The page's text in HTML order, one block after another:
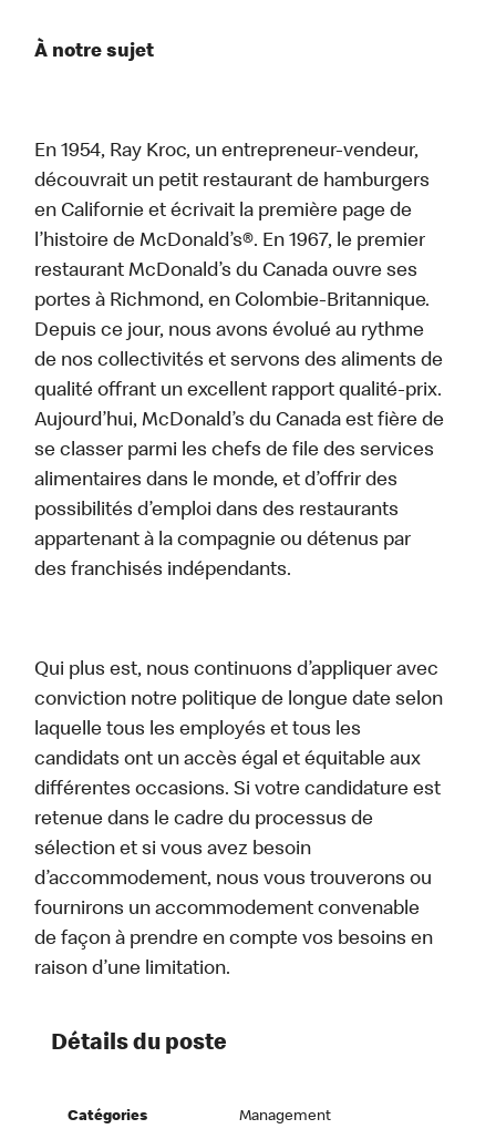
À notre sujet
En 1954, Ray Kroc, un entrepreneur-vendeur,
découvrait un petit restaurant de hamburgers
en Californie et écrivait la première page de
l’histoire de McDonald’s®. En 1967, le premier
restaurant McDonald’s du Canada ouvre ses
portes à Richmond, en Colombie-Britannique.
Depuis ce jour, nous avons évolué au rythme
de nos collectivités et servons des aliments de
qualité offrant un excellent rapport qualité-prix.
Aujourd’hui, McDonald’s du Canada est fière de
se classer parmi les chefs de file des services
alimentaires dans le monde, et d’offrir des
possibilités d’emploi dans des restaurants
appartenant à la compagnie ou détenus par
des franchisés indépendants.
Qui plus est, nous continuons d’appliquer avec
conviction notre politique de longue date selon
laquelle tous les employés et tous les
candidats ont un accès égal et équitable aux
différentes occasions. Si votre candidature est
retenue dans le cadre du processus de
sélection et si vous avez besoin
d’accommodement, nous vous trouverons ou
fournirons un accommodement convenable
de façon à prendre en compte vos besoins en
raison d’une limitation.
Détails du poste
Catégories Management